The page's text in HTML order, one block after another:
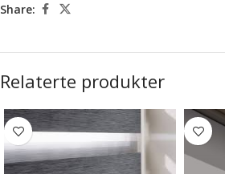
Share:
Relaterte produkter